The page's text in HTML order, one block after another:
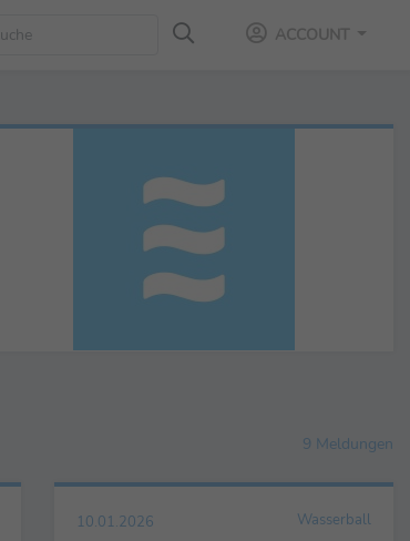
ACCOUNT
9 Meldungen
10.01.2026 Wasserball